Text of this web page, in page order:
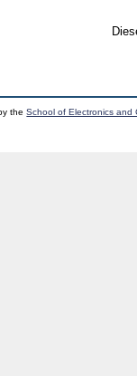
theSchool of Electronics and